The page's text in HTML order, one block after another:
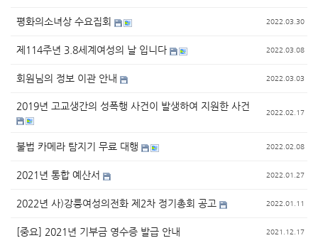
평화의소녀상 수요집회 2022.03.30
제114주년 3.8세계여성의 날 입니다 2022.03.08
회원님의 정보 이관 안내 2022.03.03
2019년 고교생간의 성폭행 사건이 발생하여 지원한 사건
2022.02.17
불법 카메라 탐지기 무료 대행 2022.02.08
2021년 통합 예산서 2022.01.27
2022년 사)강릉여성의전화 제2차 정기총회 공고 2022.01.11
[중요] 2021년 기부금 영수증 발급 안내 2021.12.17